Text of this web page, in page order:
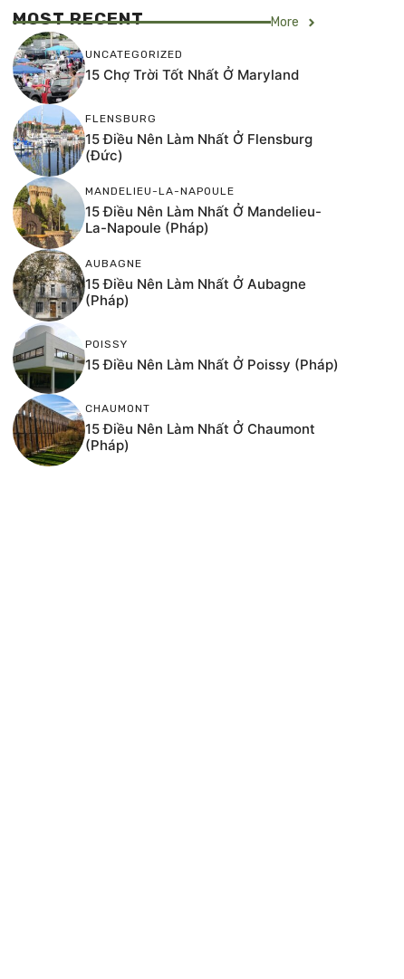
MOST RECENT More
UNCATEGORIZED
15 Chợ Trời Tốt Nhất Ở Maryland
FLENSBURG
15 Điều Nên Làm Nhất Ở Flensburg
(Đức)
MANDELIEU-LA-NAPOULE
15 Điều Nên Làm Nhất Ở Mandelieu-
La-Napoule (Pháp)
AUBAGNE
15 Điều Nên Làm Nhất Ở Aubagne
(Pháp)
POISSY
15 Điều Nên Làm Nhất Ở Poissy (Pháp)
CHAUMONT
15 Điều Nên Làm Nhất Ở Chaumont
(Pháp)